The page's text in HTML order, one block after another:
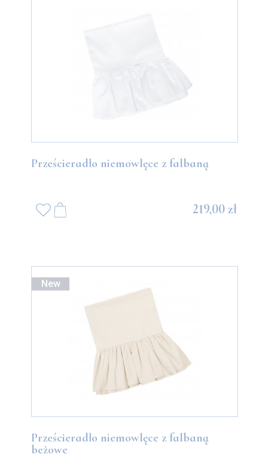
Prześcieradło niemowlęce z falbaną
219,00 zł
Prześcieradło niemowlęce z falbaną
beżowe
New